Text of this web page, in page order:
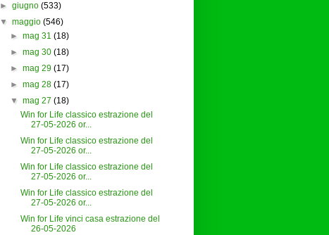
►giugno (533)
▼ maggio (546)
► mag 31 (18)
► mag 30 (18)
► mag 29 (17)
► mag 28 (17)
▼ mag 27 (18)
Win for Life classico estrazione del
27-05-2026 or...
Win for Life classico estrazione del
27-05-2026 or...
Win for Life classico estrazione del
27-05-2026 or...
Win for Life classico estrazione del
27-05-2026 or...
Win for Life vinci casa estrazione del
26-05-2026